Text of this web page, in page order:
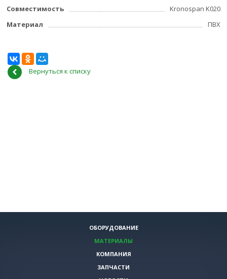
Совместимость
Kronospan K020
Материал
ПВХ
Вернуться к списку
ОБОРУДОВАНИЕ
МАТЕРИАЛЫ
КОМПАНИЯ
ЗАПЧАСТИ